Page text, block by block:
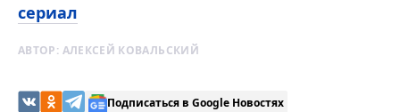
сериал
АВТОР: АЛЕКСЕЙ КОВАЛЬСКИЙ
Подписаться в Google Новостях